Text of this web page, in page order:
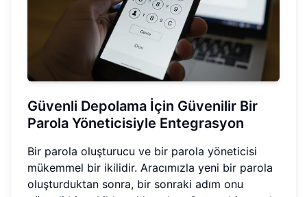
Güvenli Depolama İçin Güvenilir Bir
Parola Yöneticisiyle Entegrasyon
Bir parola oluşturucu ve bir parola yöneticisi
mükemmel bir ikilidir. Aracımızla yeni bir parola
oluşturduktan sonra, bir sonraki adım onu